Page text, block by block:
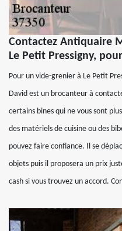
Contactez Antiquaire
Le Petit Pressigny,
Pour un vide-grenier à Le Petit
David est un brocanteur à
certains bines qui ne vous sont
des matériels de cuisine ou des
pouvez faire confiance. Il se
objets puis il proposera un prix
cash si vous trouvez un accord.